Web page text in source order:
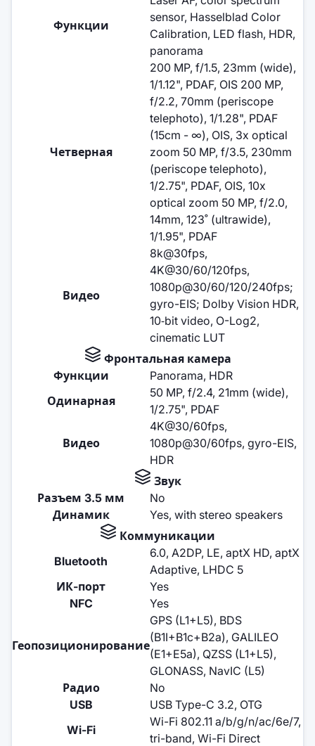
Функции
sensor, Hasselblad Color
Calibration, LED flash, HDR,
panorama
Четверная
200 MP, f/1.5, 23mm (wide),
1/1.12", PDAF, OIS 200 MP,
f/2.2, 70mm (periscope
telephoto), 1/1.28", PDAF
(15cm - ∞), OIS, 3x optical
zoom 50 MP, f/3.5, 230mm
(periscope telephoto),
1/2.75", PDAF, OIS, 10x
optical zoom 50 MP, f/2.0,
14mm, 123˚ (ultrawide),
1/1.95", PDAF
Видео
8k@30fps,
4K@30/60/120fps,
1080p@30/60/120/240fps;
gyro-EIS; Dolby Vision HDR,
10‑bit video, O-Log2,
cinematic LUT
Фронтальная камера
Функции
Panorama, HDR
Одинарная
50 MP, f/2.4, 21mm (wide),
1/2.75", PDAF
Видео
4K@30/60fps,
1080p@30/60fps, gyro-EIS,
HDR
Звук
Разъем 3.5 мм
No
Динамик
Yes, with stereo speakers
Коммуникации
Bluetooth
6.0, A2DP, LE, aptX HD, aptX
Adaptive, LHDC 5
ИК-порт
Yes
NFC
Yes
Геопозиционирование
GPS (L1+L5), BDS
(B1I+B1c+B2a), GALILEO
(E1+E5a), QZSS (L1+L5),
GLONASS, NavIC (L5)
Радио
No
USB
USB Type-C 3.2, OTG
Wi-Fi
Wi-Fi 802.11 a/b/g/n/ac/6e/7,
tri-band, Wi-Fi Direct